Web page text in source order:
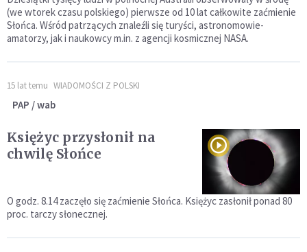
(we wtorek czasu polskiego) pierwsze od 10 lat całkowite zaćmienie
Słońca. Wśród patrzących znaleźli się turyści, astronomowie-
amatorzy, jak i naukowcy m.in. z agencji kosmicznej NASA.
15 lat temu WIADOMOŚCI Z POLSKI
PAP / wab
Księżyc przysłonił na
chwilę Słońce
O godz. 8.14 zaczęło się zaćmienie Słońca. Księżyc zasłonił ponad 80
proc. tarczy słonecznej.